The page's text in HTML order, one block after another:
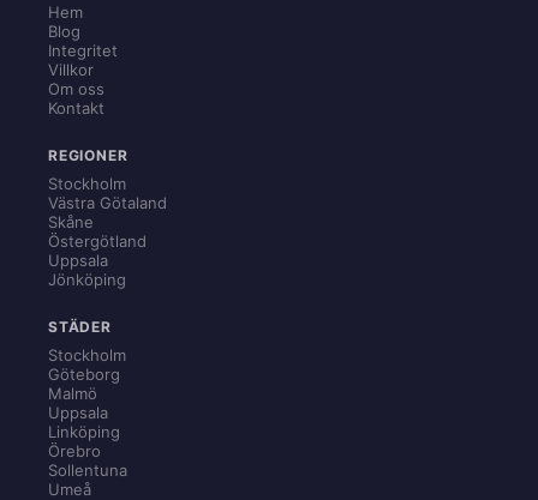
Hem
Blog
Integritet
Villkor
Om oss
Kontakt
REGIONER
Stockholm
Västra Götaland
Skåne
Östergötland
Uppsala
Jönköping
STÄDER
Stockholm
Göteborg
Malmö
Uppsala
Linköping
Örebro
Sollentuna
Umeå